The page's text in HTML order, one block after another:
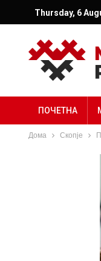
Thursday, 6
ПОЧЕТНА
Дома Скопје